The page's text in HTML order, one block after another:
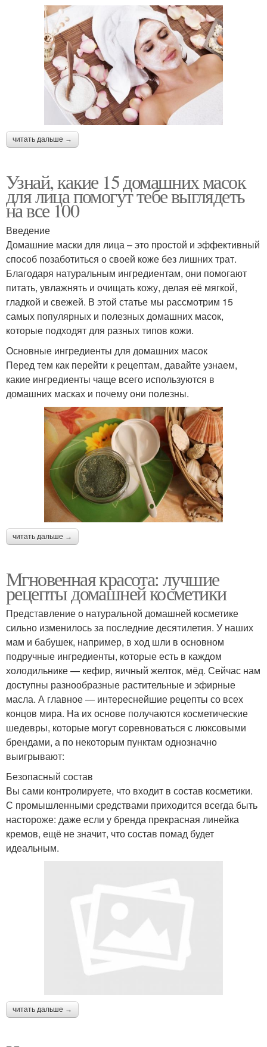
читать дальше →
Узнай, какие 15 домашних масок
для лица помогут тебе выглядеть
на все 100
Введение
Домашние маски для лица – это простой и эффективный
способ позаботиться о своей коже без лишних трат.
Благодаря натуральным ингредиентам, они помогают
питать, увлажнять и очищать кожу, делая её мягкой,
гладкой и свежей. В этой статье мы рассмотрим 15
самых популярных и полезных домашних масок,
которые подходят для разных типов кожи.
Основные ингредиенты для домашних масок
Перед тем как перейти к рецептам, давайте узнаем,
какие ингредиенты чаще всего используются в
домашних масках и почему они полезны.
читать дальше →
Мгновенная красота: лучшие
рецепты домашней косметики
Представление о натуральной домашней косметике
сильно изменилось за последние десятилетия. У наших
мам и бабушек, например, в ход шли в основном
подручные ингредиенты, которые есть в каждом
холодильнике — кефир, яичный желток, мёд. Сейчас нам
доступны разнообразные растительные и эфирные
масла. А главное — интереснейшие рецепты со всех
концов мира. На их основе получаются косметические
шедевры, которые могут соревноваться с люксовыми
брендами, а по некоторым пунктам однозначно
выигрывают:
Безопасный состав
Вы сами контролируете, что входит в состав косметики.
С промышленными средствами приходится всегда быть
настороже: даже если у бренда прекрасная линейка
кремов, ещё не значит, что состав помад будет
идеальным.
читать дальше →